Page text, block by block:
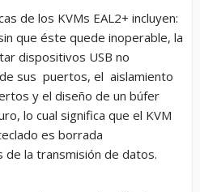
de los KVMs EAL2+ incluyen:
que éste quede inoperable, la
dispositivos USB no
sus puertos, el aislamiento
y el diseño de un búfer
lo cual significa que el KVM
es borrada
la transmisión de datos.